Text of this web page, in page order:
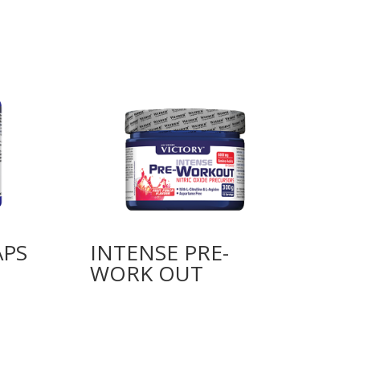
INTENSE PRE-
WORK OUT